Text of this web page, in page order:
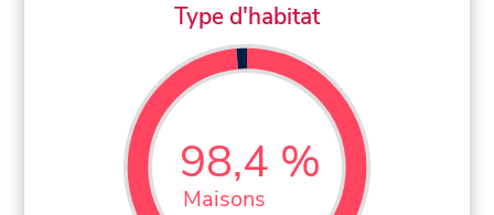
Type d'habitat
98,4 %
Maisons